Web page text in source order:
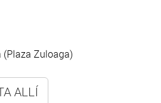
(Plaza Zuloaga)
ALLÍ